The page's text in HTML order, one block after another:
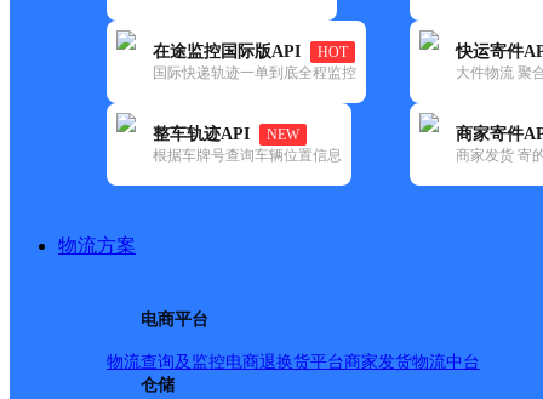
在途监控国际版API
HOT
国际快递轨迹一单到底全程监控
整车轨迹API
NEW
根据车牌号查询车辆位置信息
快运寄件
大件物流 聚
商家寄件
商家发货 寄
物流方案
电商平台
物流查询及监控电商退换货平台商家发货物流中台
仓储
邮政
三召邮政支局
更新时间：2021-12-03 00:00:00
所属快递：邮政国内
所属区域：河北省-邢台市-南和区
网点地址：河北省邢台市南和区东三召村北
网点负责人：